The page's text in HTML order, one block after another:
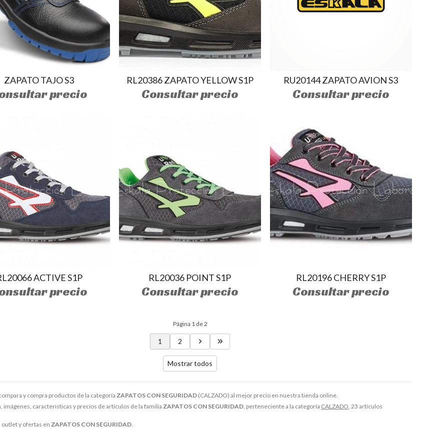
y compra productos de la categoría ZAPATOS CON SEGURIDAD (CALZADO) al mejor precio en nuestra tienda online.
imágenes, características y precios de artículos de la familia ZAPATOS CON SEGURIDAD, perteneciente a la categoría CALZADO. 23 artículos
y ofertas en ZAPATOS CON SEGURIDAD.
ZAPATO TAJO S3
precio
RL20386 ZAPATO YELLOW S1P
Consultar precio
RU20144 ZAPATO AVION S3
Consultar precio
ACTIVE S1P
precio
RL20036 POINT S1P
Consultar precio
RL20196 CHERRY S1P
Consultar precio
Página 1 de 2
1 2
Mostrar todos